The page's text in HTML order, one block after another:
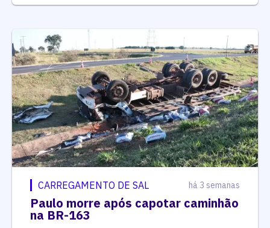
CARREGAMENTO DE SAL há 3 semanas
Paulo morre após capotar caminhão
na BR-163